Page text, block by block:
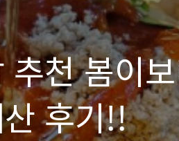
천 봄이
후기!!